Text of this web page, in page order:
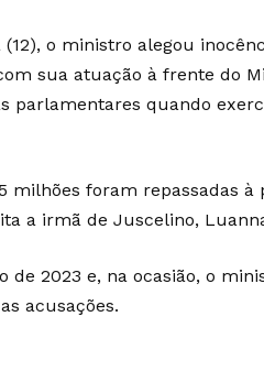
o ministro alegou
sua atuação à frente do
parlamentares quando
milhões foram repassadas
a irmã de Juscelino,
de 2023 e, na ocasião, o
acusações.